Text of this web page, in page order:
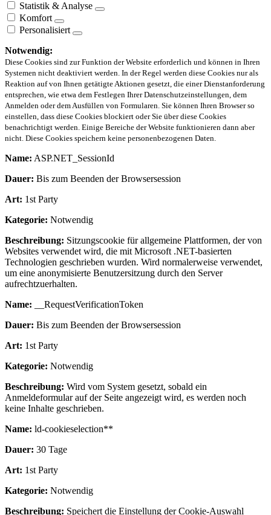
Statistik & Analyse
Komfort
Personalisiert
Notwendig:
Diese Cookies sind zur Funktion der Website erforderlich und können in Ihren
Systemen nicht deaktiviert werden. In der Regel werden diese Cookies nur als
Reaktion auf von Ihnen getätigte Aktionen gesetzt, die einer Dienstanforderung
entsprechen, wie etwa dem Festlegen Ihrer Datenschutzeinstellungen, dem
Anmelden oder dem Ausfüllen von Formularen. Sie können Ihren Browser so
einstellen, dass diese Cookies blockiert oder Sie über diese Cookies
benachrichtigt werden. Einige Bereiche der Website funktionieren dann aber
nicht. Diese Cookies speichern keine personenbezogenen Daten.
Name: ASP.NET_SessionId
Dauer: Bis zum Beenden der Browsersession
Art: 1st Party
Kategorie: Notwendig
Beschreibung: Sitzungscookie für allgemeine Plattformen, der von
Websites verwendet wird, die mit Microsoft .NET-basierten
Technologien geschrieben wurden. Wird normalerweise verwendet,
um eine anonymisierte Benutzersitzung durch den Server
aufrechtzuerhalten.
Name: __RequestVerificationToken
Dauer: Bis zum Beenden der Browsersession
Art: 1st Party
Kategorie: Notwendig
Beschreibung: Wird vom System gesetzt, sobald ein
Anmeldeformular auf der Seite angezeigt wird, es werden noch
keine Inhalte geschrieben.
Name: ld-cookieselection**
Dauer: 30 Tage
Art: 1st Party
Kategorie: Notwendig
Beschreibung: Speichert die Einstellung der Cookie-Auswahl